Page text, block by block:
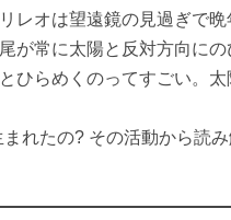
レオは望遠鏡の見過ぎで
が常に太陽と反対方向に
ひらめくのってすごい。
れたの? その活動から読